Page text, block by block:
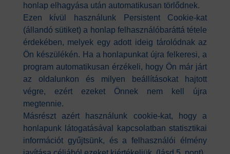
honlap elhagyása után automatikusan törlődnek.
Ezen kívül használunk Persistent Cookie-kat
(állandó sütiket) a honlap felhasználóbaráttá tétele
érdekében, melyek egy adott ideig tárolódnak az
Ön készülékén. Ha a honlapunkat újra felkeresi, a
program automatikusan érzékeli, hogy Ön már járt
az oldalunkon és milyen beállításokat hajtott
végre, ezért ezeket Önnek nem kell újra
megtennie.
Másrészt azért használunk cookie-kat, hogy a
honlapunk látogatásával kapcsolatban statisztikai
információt gyűjtsünk, és a felhasználói élmény